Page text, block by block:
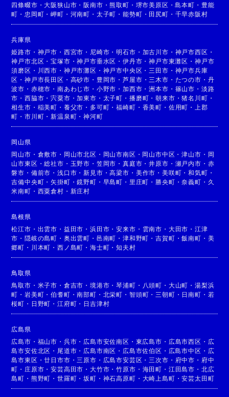
四條畷市 ・大阪狭山市 ・阪南市 ・熊取町 ・ 堺市美原区 ・島本町 ・ 豊能
町 ・ 忠岡町 ・岬町 ・ 河南町 ・ 太子町 ・能勢町 ・ 田尻町 ・ 千早赤阪村
兵庫県
姫路市 ・ 神戸市 ・ 西宮市 ・ 尼崎市 ・明石市 ・ 加古川市 ・ 神戸市西区 ・
神戸市北区 ・宝塚市 ・神戸市垂水区 ・伊丹市 ・神戸市東灘区 ・ 神戸市
須磨区 ・ 川西市 ・ 神戸市灘区 ・ 神戸市中央区 ・ 三田市 ・ 神戸市兵庫
区 ・神戸市長田区 ・ 高砂市 ・ 豊岡市 ・芦屋市 ・ 三木市 ・ たつの市 ・ 丹
波市 ・ 赤穂市 ・南あわじ市 ・ 小野市 ・加西市 ・洲本市 ・ 篠山市 ・ 淡路
市 ・西脇市 ・宍粟市 ・加東市 ・ 太子町 ・ 播磨町 ・朝来市 ・猪名川町 ・
相生市 ・ 稲美町 ・ 養父市 ・ 多可町 ・福崎町 ・ 香美町 ・ 佐用町 ・
上郡
町 ・市川町 ・新温泉町 ・神河町
岡山県
岡山市 ・ 倉敷市 ・ 岡山市北区 ・ 岡山市南区 ・ 岡山市中区 ・津山市 ・ 岡
山市東区 ・総社市 ・ 玉野市 ・ 笠岡市 ・真庭市 ・井原市 ・ 瀬戸内市 ・ 赤
磐市 ・ 備前市 ・浅口市 ・新見市 ・高梁市 ・ 美作市 ・ 美咲町 ・和気町 ・
吉備中央町 ・矢掛町 ・鏡野町 ・ 早島町 ・ 里庄町 ・ 勝央町 ・奈義町 ・ 久
米南町 ・ 西粟倉村 ・ 新庄村
島根県
松江市 ・ 出雲市 ・ 益田市 ・浜田市 ・安来市 ・ 雲南市 ・ 大田市 ・ 江津
市 ・隠岐の島町 ・ 奥出雲町 ・ 邑南町 ・津和野町 ・吉賀町 ・飯南町 ・ 美
郷町 ・ 川本町 ・西ノ島町 ・海士町 ・知夫村
鳥取県
鳥取市 ・ 米子市 ・ 倉吉市 ・境港市 ・琴浦町 ・ 八頭町 ・ 大山町 ・ 湯梨浜
町 ・岩美町 ・伯耆町 ・南部町 ・ 北栄町 ・ 智頭町 ・ 三朝町 ・ 日南町 ・ 若
桜町 ・ 日野町 ・江府町 ・ 日吉津村
広島県
広島市 ・ 福山市 ・ 呉市 ・ 広島市安佐南区 ・ 東広島市 ・ 広島市西区 ・ 広
島市安佐北区 ・ 尾道市 ・ 広島市南区 ・ 広島市佐伯区 ・ 広島市中区 ・ 広
島市東区 ・廿日市市 ・ 三原市 ・ 広島市安芸区 ・ 三次市 ・ 府中市 ・ 府中
町 ・ 庄原市 ・安芸高田市 ・大竹市 ・竹原市 ・ 海田町 ・ 江田島市 ・ 北広
島町 ・ 熊野町 ・世羅町 ・坂町 ・ 神石高原町 ・ 大崎上島町 ・安芸太田町